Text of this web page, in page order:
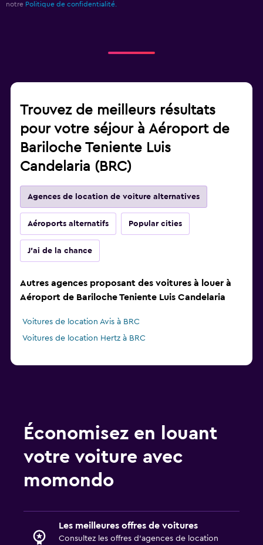
notre Politique de confidentialité.
Trouvez de meilleurs résultats
pour votre séjour à Aéroport de
Bariloche Teniente Luis
Candelaria (BRC)
Agences de location de voiture alternatives
Aéroports alternatifs Popular cities
J'ai de la chance
Autres agences proposant des voitures à louer à
Aéroport de Bariloche Teniente Luis Candelaria
Voitures de location Avis à BRC
Voitures de location Hertz à BRC
Économisez en louant
votre voiture avec
momondo
Les meilleures offres de voitures
Consultez les offres d’agences de location